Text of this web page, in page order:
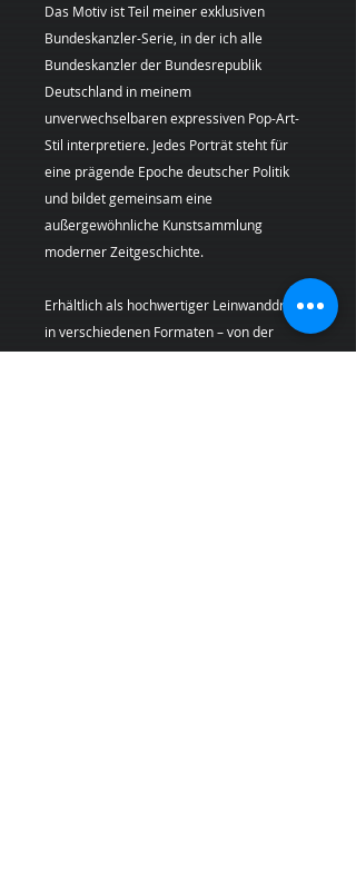
Das Motiv ist Teil meiner exklusiven
Bundeskanzler-Serie, in der ich alle
Bundeskanzler der Bundesrepublik
Deutschland in meinem
unverwechselbaren expressiven Pop-Art-
Stil interpretiere. Jedes Porträt steht für
eine prägende Epoche deutscher Politik
und bildet gemeinsam eine
außergewöhnliche Kunstsammlung
moderner Zeitgeschichte.
Erhältlich als hochwertiger Leinwanddruck
in verschiedenen Formaten – von der